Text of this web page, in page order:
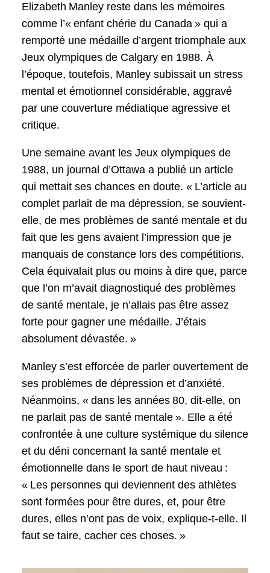
Elizabeth Manley reste dans les mémoires
comme l’« enfant chérie du Canada » qui a
remporté une médaille d’argent triomphale aux
Jeux olympiques de Calgary en 1988. À
l’époque, toutefois, Manley subissait un stress
mental et émotionnel considérable, aggravé
par une couverture médiatique agressive et
critique.
Une semaine avant les Jeux olympiques de
1988, un journal d’Ottawa a publié un article
qui mettait ses chances en doute. « L’article au
complet parlait de ma dépression, se souvient-
elle, de mes problèmes de santé mentale et du
fait que les gens avaient l’impression que je
manquais de constance lors des compétitions.
Cela équivalait plus ou moins à dire que, parce
que l’on m’avait diagnostiqué des problèmes
de santé mentale, je n’allais pas être assez
forte pour gagner une médaille. J’étais
absolument dévastée. »
Manley s’est efforcée de parler ouvertement de
ses problèmes de dépression et d’anxiété.
Néanmoins, « dans les années 80, dit-elle, on
ne parlait pas de santé mentale ». Elle a été
confrontée à une culture systémique du silence
et du déni concernant la santé mentale et
émotionnelle dans le sport de haut niveau :
« Les personnes qui deviennent des athlètes
sont formées pour être dures, et, pour être
dures, elles n’ont pas de voix, explique-t-elle. Il
faut se taire, cacher ces choses. »